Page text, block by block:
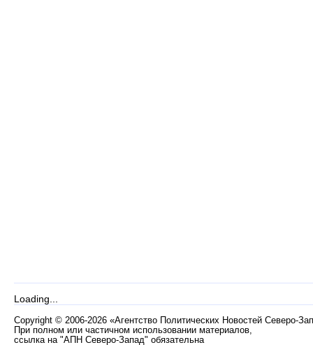
Loading...
Copyright © 2006-2026 «Агентство Политических Новостей Северо-
При полном или частичном использовании материалов,
ссылка на "АПН Северо-Запад" обязательна